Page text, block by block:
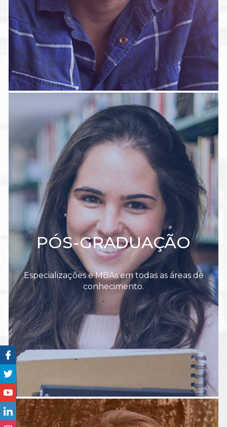
PÓS-GRADUAÇÃO
Especializações e MBAs em todas as áreas de
conhecimento.